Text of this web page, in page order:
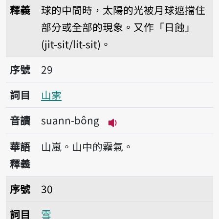
釋義
球的中間時，太陽的光被月球遮擋住
部分或全部的現象。又作「日蝕」
(ji̍t-sit/li̍t-sit)。
序號29山雺
序號
29
詞目
山雺
音讀
suann-bông
播放音讀suann-bông
華語
釋義
山嵐。山中的霧氣。
序號30雪
序號
30
詞目
雪